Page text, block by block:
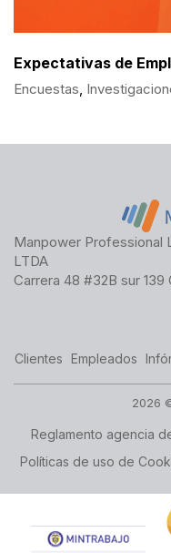
Expectativas de
Encuestas,
Manpower Professional
LTDA
Carrera 48 #32B sur 139
Clientes Empleados
2026
Reglamento agencia
Políticas de uso de